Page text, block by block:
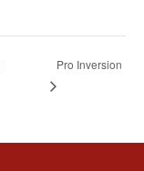
Pro Inversion